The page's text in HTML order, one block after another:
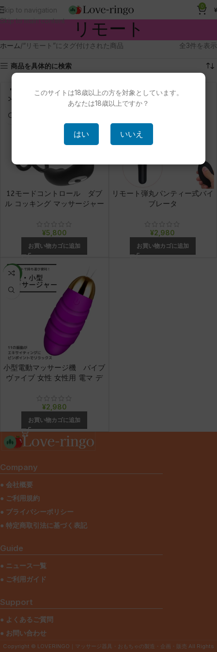
Skip to navigation
Skip to main content
0 ¥
リモート
ホーム “リモート”にタグ付けされた商品 全3件を表示
商品を具体的に検索
12モードコントロール ダブ
ル コッキング マッサージャー
¥5,800
お買い物カゴに追加
NEW
リモート弾丸パンティー式バイ
ブレータ
¥2,980
お買い物カゴに追加
NEW
小型電動マッサージ機 バイブ
ヴァイブ 女性 女性用 電マ デ
¥2,980
お買い物カゴに追加
Company
● 会社概要
● ご利用規約
● プライバシーポリシー
● 特定商取引法に基づく表記
Guide
● ニュース一覧
● ご利用ガイド
Support
● よくあるご質問
● お問い合わせ
Copyright © LOVERINGO｜マッサージ器具・おもちゃの製造・企画・販売 All Rights
このサイトは18歳以上の方を対象としています。
あなたは18歳以上ですか？
はい いいえ